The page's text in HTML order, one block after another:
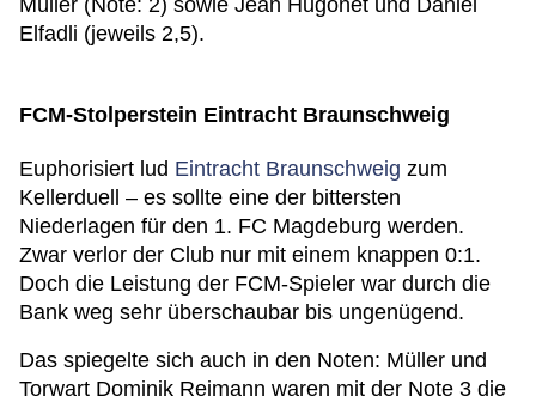
Müller (Note: 2) sowie Jean Hugonet und Daniel
Elfadli (jeweils 2,5).
FCM-Stolperstein Eintracht Braunschweig
Euphorisiert lud Eintracht Braunschweig zum
Kellerduell – es sollte eine der bittersten
Niederlagen für den 1. FC Magdeburg werden.
Zwar verlor der Club nur mit einem knappen 0:1.
Doch die Leistung der FCM-Spieler war durch die
Bank weg sehr überschaubar bis ungenügend.
Das spiegelte sich auch in den Noten: Müller und
Torwart Dominik Reimann waren mit der Note 3 die